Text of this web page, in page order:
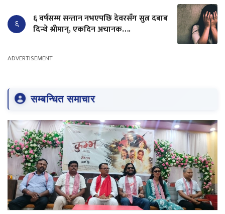
६
६ वर्षसम्म सन्तान नभएपछि देवरसँग सुत्न दबाब
दिन्थे श्रीमान्, एकदिन अचानक….
ADVERTISEMENT
सम्बन्धित समाचार